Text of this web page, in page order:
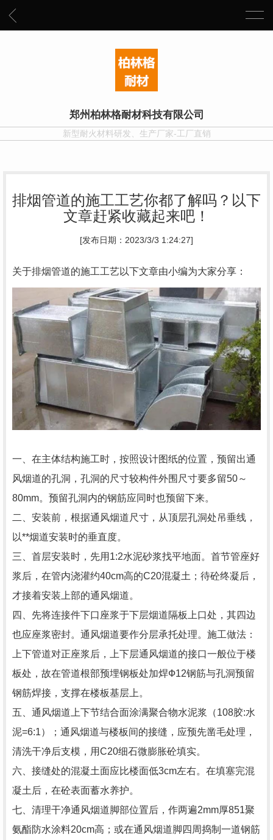
郑州柏林格耐材科技有限公司
新型耐火材料研发、生产厂家-工厂直销
排烟管道的施工工艺你都了解吗？以下
文章赶紧收藏起来吧！
[发布日期：2023/3/3 1:24:27]
关于排烟管道的施工工艺以下文章由小编为大家分享：
一、在主体结构施工时，按照设计图纸的位置，预留出通
风烟道的孔洞，孔洞的尺寸较构件外围尺寸要多留50～
80mm。预留孔洞内的钢筋应同时也预留下来。
二、安装前，根据通风烟道尺寸，从顶层孔洞处吊垂线，
以**烟道安装时的垂直度。
三、首层安装时，先用1:2水泥砂浆找平地面。首节管座好
浆后，在管内浇灌约40cm高的C20混凝土；待砼终凝后，
才接着安装上部的通风烟道。
四、先将连接件下口座浆于下层烟道隔板上口处，其四边
也应座浆密封。通风烟道要作分层承托处理。施工做法：
上下管道对正座浆后，上下层通风烟道的接口一般位于楼
板处，故在管道根部预埋钢板处加焊Ф12钢筋与孔洞预留
钢筋焊接，支撑在楼板基层上。
五、通风烟道上下节结合面涂满聚合物水泥浆（108胶:水
泥=6:1）；通风烟道与楼板间的接缝，应预先凿毛处理，
清洗干净后支模，用C20细石微膨胀砼填实。
六、接缝处的混凝土面应比楼面低3cm左右。在填塞完混
凝土后，在砼表面蓄水养护。
七、清理干净通风烟道脚部位置后，作两遍2mm厚851聚
氨酯防水涂料20cm高；或在通风烟道脚四周捣制一道钢筋